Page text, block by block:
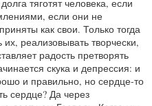
тяготят человека, если
если они не
как свои. Только тогда
реализовывать творчески,
радость претворять
скука и депрессия: и
и правильно, но сердце-то
сердце? Да через